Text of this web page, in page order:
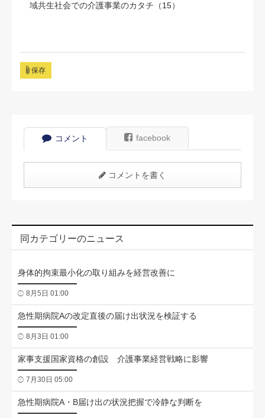
域共生社会での介護事業のカタチ（15）
保存
コメント facebook
コメントを書く
同カテゴリーのニュース
身体的拘束最小化の取り組みを経営改善に
8月5日 01:00
急性期病院Aの改定直後の届け出状況を検証する
8月3日 01:00
家事支援国家資格の創設 介護事業経営戦略に影響
7月30日 05:00
急性期病院A・B届け出の状況把握で冷静な判断を